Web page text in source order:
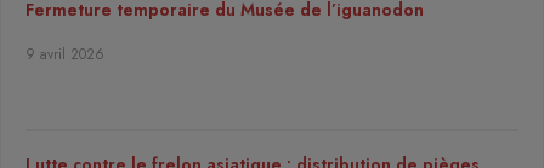
Fermeture temporaire du Musée de l’iguanodon
9 avril 2026